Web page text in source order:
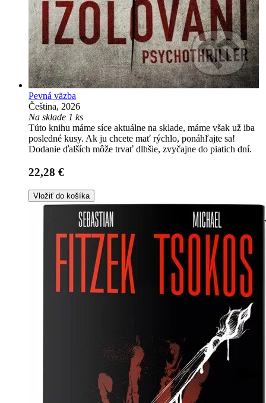
Pevná väzba
Čeština, 2026
Na sklade 1 ks
Túto knihu máme síce aktuálne na sklade, máme však už iba
posledné kusy. Ak ju chcete mať rýchlo, ponáhľajte sa!
Dodanie ďalších môže trvať dlhšie, zvyčajne do piatich dní.
22,28 €
Vložiť do košíka